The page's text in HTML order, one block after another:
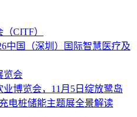
CITF）
中国（深圳）国际智慧医疗及
览会
博览会，11月5日绽放鹭岛
电桩储能主题展全景解读